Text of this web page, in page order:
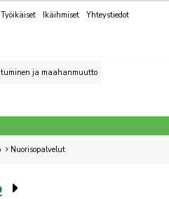
Työikäiset Ikäihmiset Yhteystiedot
ja maahanmuutto
Nuorisopalvelut